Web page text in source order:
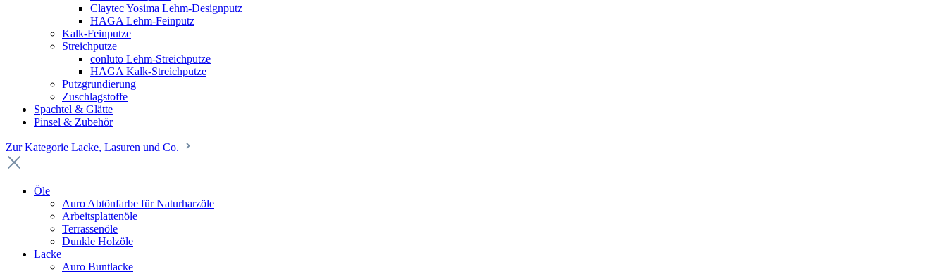
Claytec Yosima Lehm-Designputz
HAGA Lehm-Feinputz
Kalk-Feinputze
Streichputze
conluto Lehm-Streichputze
HAGA Kalk-Streichputze
Putzgrundierung
Zuschlagstoffe
Spachtel & Glätte
Pinsel & Zubehör
Zur Kategorie Lacke, Lasuren und Co.
Öle
Auro Abtönfarbe für Naturharzöle
Arbeitsplattenöle
Terrassenöle
Dunkle Holzöle
Lacke
Auro Buntlacke